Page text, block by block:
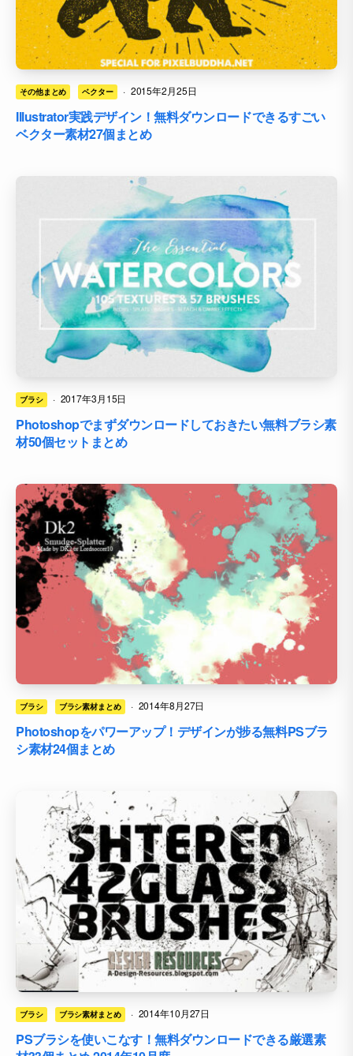
その他まとめ ベクター · 2015年2月25日
Illustrator実践デザイン！無料ダウンロードできるすごい
ベクター素材27個まとめ
ブラシ · 2017年3月15日
Photoshopでまずダウンロードしておきたい無料ブラシ素
材50個セットまとめ
ブラシ ブラシ素材まとめ · 2014年8月27日
Photoshopをパワーアップ！デザインが捗る無料PSブラ
シ素材24個まとめ
ブラシ ブラシ素材まとめ · 2014年10月27日
PSブラシを使いこなす！無料ダウンロードできる厳選素